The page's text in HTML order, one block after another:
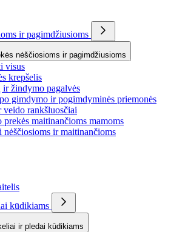
ir pagimdžiusioms
nėščiosioms ir pagimdžiusioms
visus
krepšelis
ir žindymo pagalvės
gimdymo ir pogimdyminės priemonės
veido rankšluosčiai
prekės maitinančioms mamoms
nėščiosioms ir maitinančioms
kūdikiams
ir pledai kūdikiams